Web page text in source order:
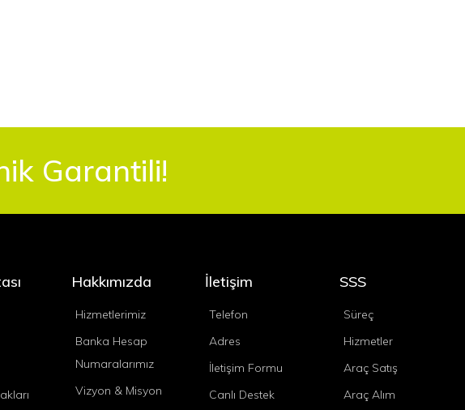
Garantili!
Hakkımızda
Hizmetlerimiz
Banka Hesap
Numaralarımız
Vizyon & Misyon
İletişim
Telefon
Adres
İletişim Formu
Canlı Destek
SSS
Süreç
Hizmetler
Araç Satış
Araç Alım